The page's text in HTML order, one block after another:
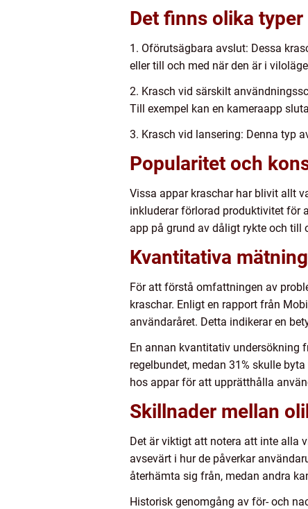
Det finns olika
1. Oförutsägbara avslut: Dessa
eller till och med när den är i
2. Krasch vid särskilt
Till exempel kan en kameraapp
3. Krasch vid lansering: Denna typ
Popularitet och
Vissa appar kraschar har blivit allt
inkluderar förlorad produktivitet för
app på grund av dåligt rykte och till
Kvantitativa
För att förstå omfattningen av
kraschar. Enligt en rapport från
användaråret. Detta indikerar en
En annan kvantitativ undersökning
regelbundet, medan 31% skulle
hos appar för att upprätthålla
Skillnader mellan
Det är viktigt att notera att inte alla
avsevärt i hur de påverkar
återhämta sig från, medan andra
Historisk genomgång av för- och